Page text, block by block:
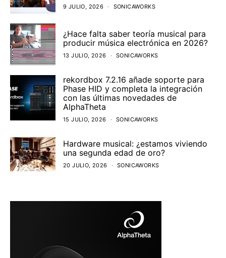
9 JULIO, 2026 SONICAWORKS
¿Hace falta saber teoría musical para
producir música electrónica en 2026?
13 JULIO, 2026 SONICAWORKS
rekordbox 7.2.16 añade soporte para
Phase HID y completa la integración
con las últimas novedades de
AlphaTheta
15 JULIO, 2026 SONICAWORKS
Hardware musical: ¿estamos viviendo
una segunda edad de oro?
20 JULIO, 2026 SONICAWORKS